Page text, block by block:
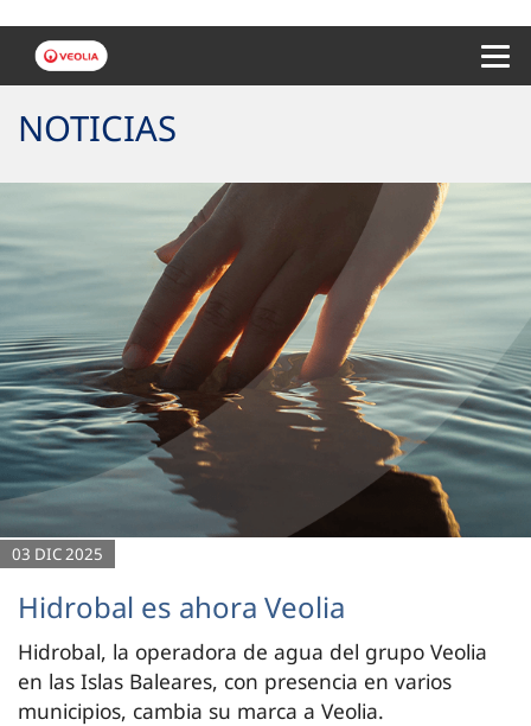
NOTICIAS
03 DIC 2025
Hidrobal es ahora Veolia
Hidrobal, la operadora de agua del grupo Veolia
en las Islas Baleares, con presencia en varios
municipios, cambia su marca a Veolia.